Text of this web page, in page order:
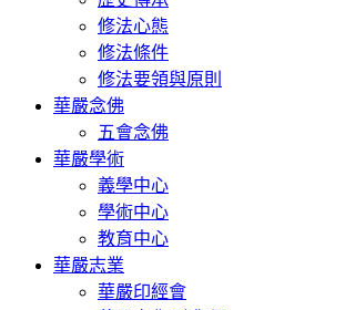
修法心態
修法條件
修法要領與原則
華嚴念佛
五會念佛
華嚴學術
義學中心
學術中心
教育中心
華嚴志業
華嚴印經會